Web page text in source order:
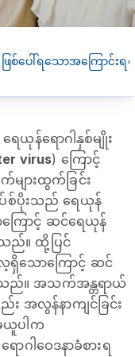
ဖြစ်ပေါ်ရသောအကြောင်းရင်း
ယုန်ရောဂါနှစ်မျိုး
virus) ကြောင့်
ျားထွက်ခြင်း
ပ်စ်ပိုးသည် ရေယုန်
ကြောင့် ဆင်ရေယုန်
သည်။ ထို့ပြင်
သောကြောင့် ဆင်
ည်။ အသက်အန္တရာယ်
အလွန်နာကျင်ခြင်း
ယူပါက
ဂါဝေဒနာခံစားရ